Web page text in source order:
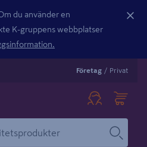
du använder en
K-gruppens webbplatser
Företag / Privat